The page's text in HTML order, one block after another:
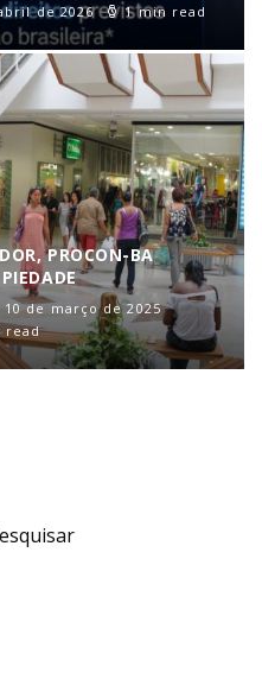
de 2026 1 min read
PROCON-BA
10 de março de 2025
read